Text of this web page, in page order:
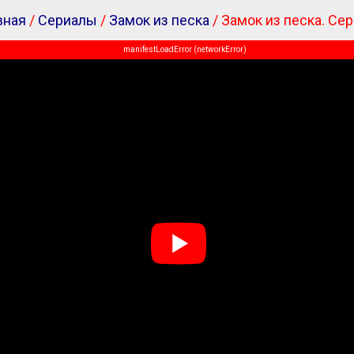
/ Сериалы / Замок из песка / Замок из песка.
manifestLoadError (networkError)